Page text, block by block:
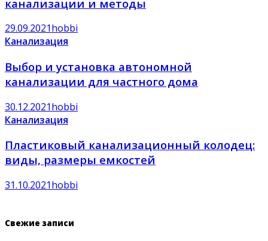
канализации и методы
29.09.2021hobbi
Канализация
Выбор и установка автономной
канализации для частного дома
30.12.2021hobbi
Канализация
Пластиковый канализационный колодец:
виды, размеры емкостей
31.10.2021hobbi
Свежие записи